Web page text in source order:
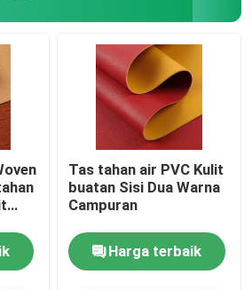
Tas tahan air PVC Kulit
buatan Sisi Dua Warna
Campuran
Harga terbaik